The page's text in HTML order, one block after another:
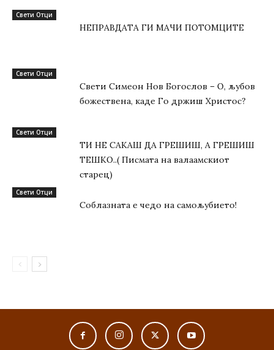
Свети Отци
НЕПРАВДАТА ГИ МАЧИ ПОТОМЦИТЕ
Свети Отци
Свети Симеон Нов Богослов – О, љубов
божествена, каде Го држиш Христос?
Свети Отци
ТИ НЕ САКАШ ДА ГРЕШИШ, А ГРЕШИШ
ТЕШКО..( Писмата на валаамскиот
старец)
Свети Отци
Соблазната е чедо на самољубието!